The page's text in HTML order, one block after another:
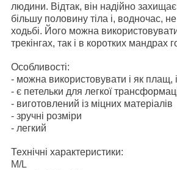
людини. Відтак, він надійно
більшу половину тіла і, водночас,
ходьбі. Його можна
трекінгах, так і в коротких мандрах
Особливості:
- можна використовувати і як плащ,
- є петельки для легкої
- виготовлений із міцних матеріалів
- зручні розміри
- легкий
Технічні характеристики:
M/L